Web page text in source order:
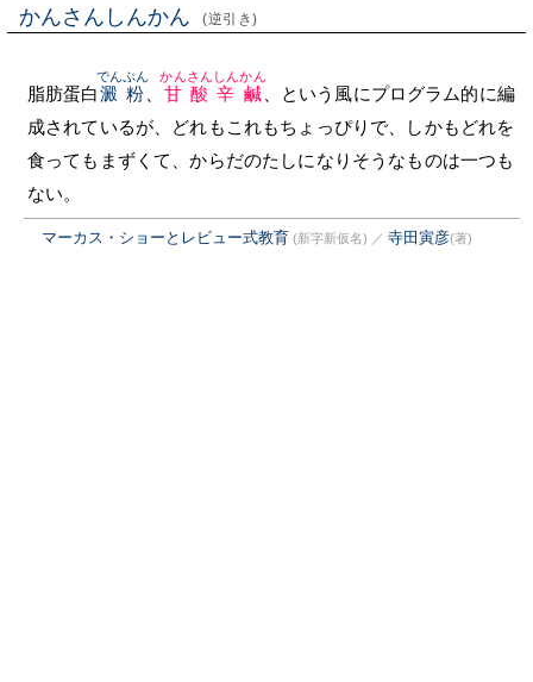
かんさんしんかん (逆引き)
脂肪蛋白澱粉
でんぷん
甘酸辛鹹
かんさんしんかん
、という風にプログラム的に編
成されているが、どれもこれもちょっぴりで、しかもどれを
食ってもまずくて、からだのたしになりそうなものは一つも
ない。
マーカス・ショーとレビュー式教育 (新字新仮名) ／ 寺田寅彦(著)